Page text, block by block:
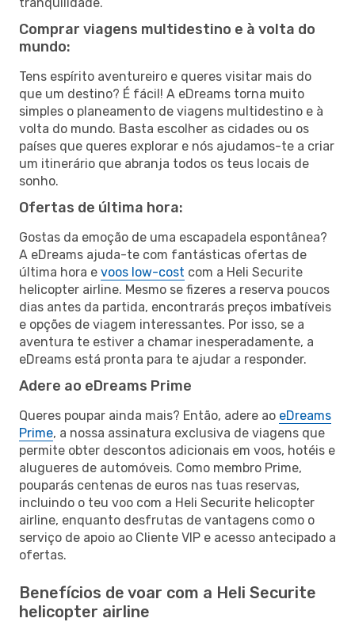
Comprar viagens multidestino e à volta do
mundo:
Tens espírito aventureiro e queres visitar mais do
que um destino? É fácil! A eDreams torna muito
simples o planeamento de viagens multidestino e à
volta do mundo. Basta escolher as cidades ou os
países que queres explorar e nós ajudamos-te a criar
um itinerário que abranja todos os teus locais de
sonho.
Ofertas de última hora:
Gostas da emoção de uma escapadela espontânea?
A eDreams ajuda-te com fantásticas ofertas de
última hora e voos low-cost com a Heli Securite
helicopter airline. Mesmo se fizeres a reserva poucos
dias antes da partida, encontrarás preços imbatíveis
e opções de viagem interessantes. Por isso, se a
aventura te estiver a chamar inesperadamente, a
eDreams está pronta para te ajudar a responder.
Adere ao eDreams Prime
Queres poupar ainda mais? Então, adere ao eDreams
Prime, a nossa assinatura exclusiva de viagens que
permite obter descontos adicionais em voos, hotéis e
alugueres de automóveis. Como membro Prime,
pouparás centenas de euros nas tuas reservas,
incluindo o teu voo com a Heli Securite helicopter
airline, enquanto desfrutas de vantagens como o
serviço de apoio ao Cliente VIP e acesso antecipado a
ofertas.
Benefícios de voar com a Heli Securite
helicopter airline